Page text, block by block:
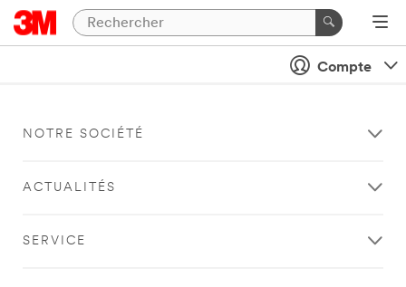
Compte
NOTRE SOCIÉTÉ
ACTUALITÉS
SERVICE